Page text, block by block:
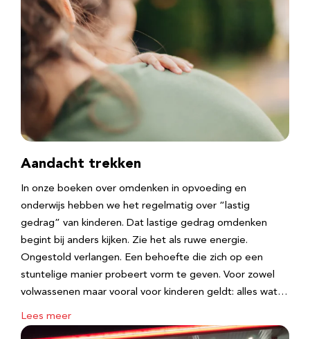
Aandacht trekken
In onze boeken over omdenken in opvoeding en
onderwijs hebben we het regelmatig over “lastig
gedrag” van kinderen. Dat lastige gedrag omdenken
begint bij anders kijken. Zie het als ruwe energie.
Ongestold verlangen. Een behoefte die zich op een
stuntelige manier probeert vorm te geven. Voor zowel
volwassenen maar vooral voor kinderen geldt: alles wat…
Lees meer